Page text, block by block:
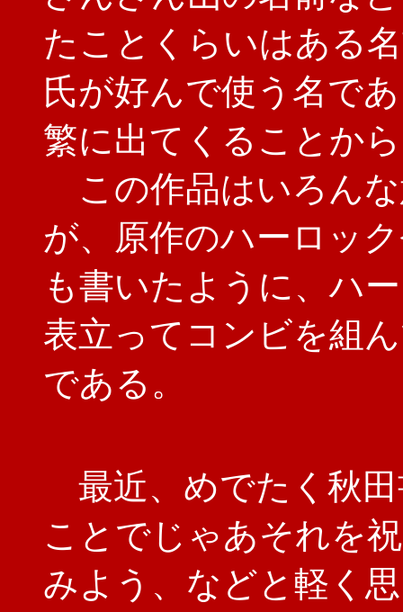
たことくらいはある
氏が好んで使う名で
繁に出てくることか
この作品はいろん
が、原作のハーロッ
も書いたように、ハ
表立ってコンビを組
である。
最近、めでたく秋
ことでじゃあそれを
みよう、などと軽く